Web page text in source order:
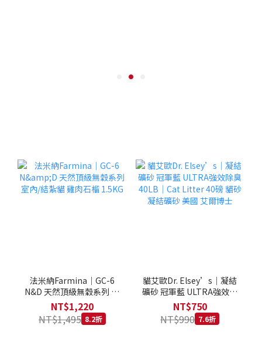
法米納Farmina｜GC-6
N&D 天然頂級無穀系列 室
內/結紮貓 雞肉石榴 1.5KG
NT$1,220
NT$1,495 8.2折
貓艾歐Dr. Elsey’s｜凝結
礦砂 冠軍藍 ULTRA強效除
臭 40LB｜Cat Litter 40磅
士
NT$750
NT$990 7.6折